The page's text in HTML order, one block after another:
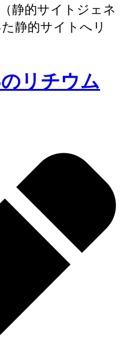
（静的サイトジェネ
静的サイトへリ
のリチウム